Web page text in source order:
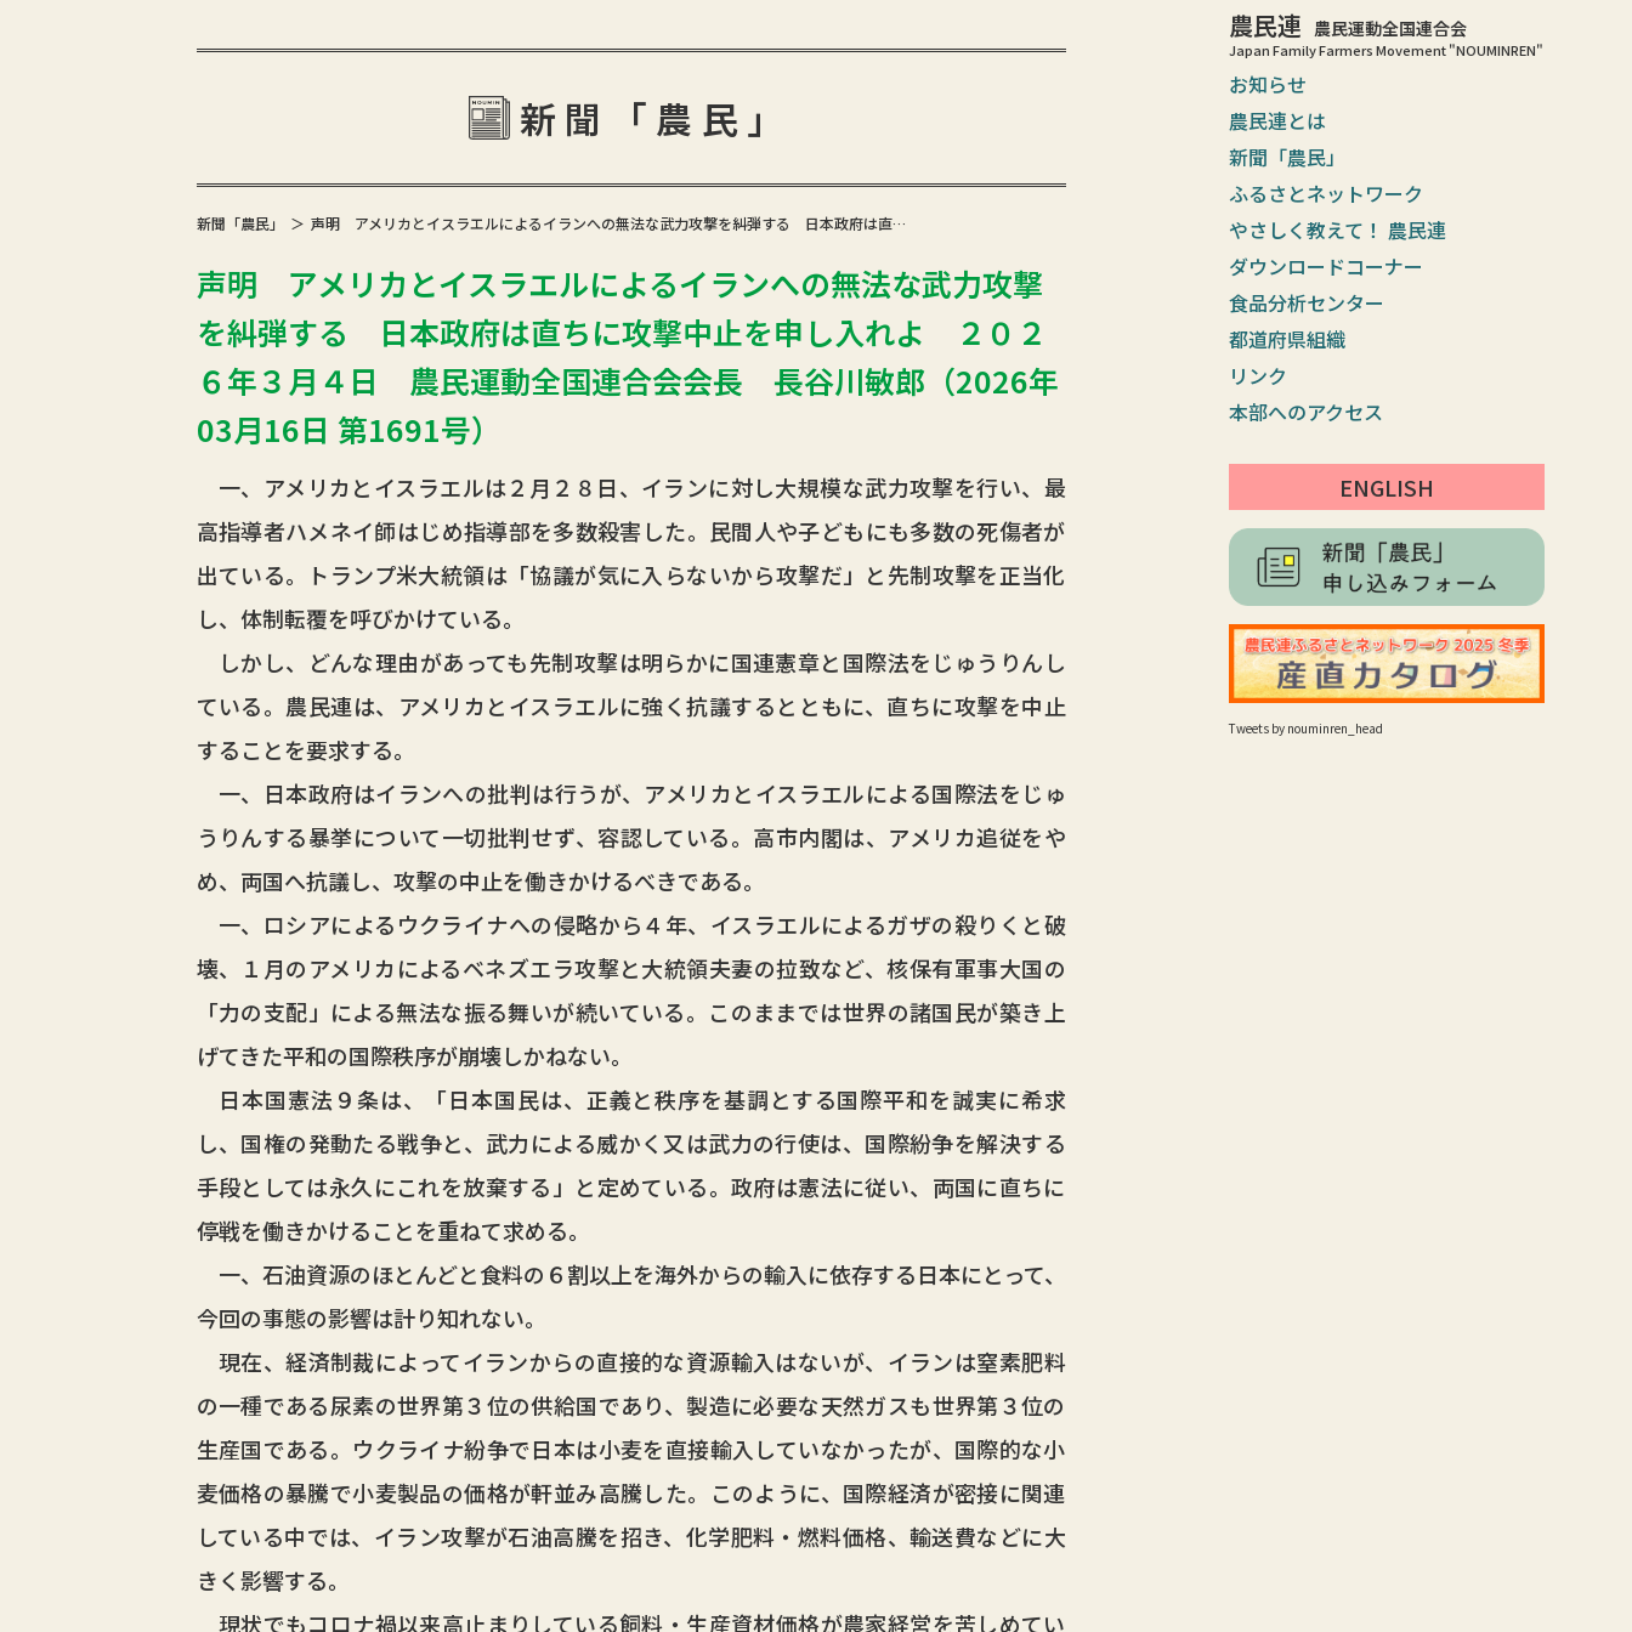
農民連 農民運動全国連合会
Japan Family Farmers Movement "NOUMINREN"
お知らせ
農民連とは
新聞「農民」
ふるさとネットワーク
やさしく教えて！ 農民連
ダウンロードコーナー
食品分析センター
都道府県組織
リンク
本部へのアクセス
ENGLISH
Tweets by nouminren_head
新聞「農民」
新聞「農民」 声明 アメリカとイスラエルによるイランへの無法な武力攻撃を糾弾する 日本政府は直…
声明 アメリカとイスラエルによるイランへの無法な武力攻撃
を糾弾する 日本政府は直ちに攻撃中止を申し入れよ ２０２
６年３月４日 農民運動全国連合会会長 長谷川敏郎（2026年
03月16日 第1691号）
一、アメリカとイスラエルは２月２８日、イランに対し大規模な武力攻撃を行い、最
高指導者ハメネイ師はじめ指導部を多数殺害した。民間人や子どもにも多数の死傷者が
出ている。トランプ米大統領は「協議が気に入らないから攻撃だ」と先制攻撃を正当化
し、体制転覆を呼びかけている。
しかし、どんな理由があっても先制攻撃は明らかに国連憲章と国際法をじゅうりんし
ている。農民連は、アメリカとイスラエルに強く抗議するとともに、直ちに攻撃を中止
することを要求する。
一、日本政府はイランへの批判は行うが、アメリカとイスラエルによる国際法をじゅ
うりんする暴挙について一切批判せず、容認している。高市内閣は、アメリカ追従をや
め、両国へ抗議し、攻撃の中止を働きかけるべきである。
一、ロシアによるウクライナへの侵略から４年、イスラエルによるガザの殺りくと破
壊、１月のアメリカによるベネズエラ攻撃と大統領夫妻の拉致など、核保有軍事大国の
「力の支配」による無法な振る舞いが続いている。このままでは世界の諸国民が築き上
げてきた平和の国際秩序が崩壊しかねない。
日本国憲法９条は、「日本国民は、正義と秩序を基調とする国際平和を誠実に希求
し、国権の発動たる戦争と、武力による威かく又は武力の行使は、国際紛争を解決する
手段としては永久にこれを放棄する」と定めている。政府は憲法に従い、両国に直ちに
停戦を働きかけることを重ねて求める。
一、石油資源のほとんどと食料の６割以上を海外からの輸入に依存する日本にとって、
今回の事態の影響は計り知れない。
現在、経済制裁によってイランからの直接的な資源輸入はないが、イランは窒素肥料
の一種である尿素の世界第３位の供給国であり、製造に必要な天然ガスも世界第３位の
生産国である。ウクライナ紛争で日本は小麦を直接輸入していなかったが、国際的な小
麦価格の暴騰で小麦製品の価格が軒並み高騰した。このように、国際経済が密接に関連
している中では、イラン攻撃が石油高騰を招き、化学肥料・燃料価格、輸送費などに大
きく影響する。
現状でもコロナ禍以来高止まりしている飼料・生産資材価格が農家経営を苦しめてい